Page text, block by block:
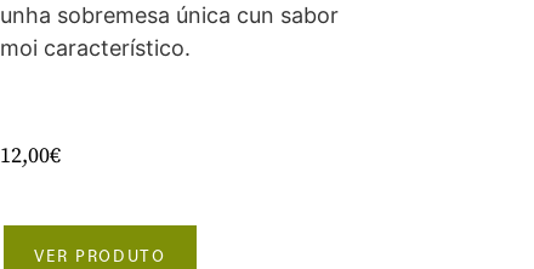
unha sobremesa única cun sabor
moi característico.
12,00€
VER PRODUTO